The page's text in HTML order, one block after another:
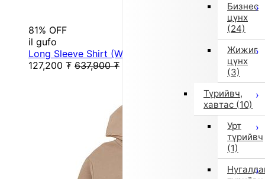
Бизнес
цүнх
(24)
Жижиг
цүнх
(3)
Түрийвч,
хавтас (10)
Урт
түрийвч
(1)
81% OFF
il gufo
Long Sleeve Shirt (White)
127,200 ₮ 637,900 ₮